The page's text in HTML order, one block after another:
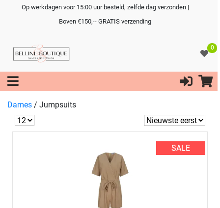
Op werkdagen voor 15:00 uur besteld, zelfde dag verzonden |
Boven €150,-- GRATIS verzending
0
Dames / Jumpsuits
SALE